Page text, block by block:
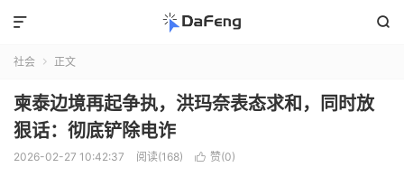


社会  正文
柬泰边境再起争执，洪玛奈表态求和，同时放
狠话：彻底铲除电诈
2026-02-27 10:42:37 阅读(168)  赞(0)